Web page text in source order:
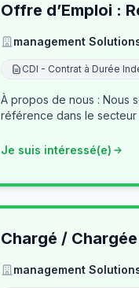
Offre d’Emploi :
management
CDI - Contrat à Durée
À propos de nous : Nous
référence dans le
Je suis intéressé(e)
Chargé /
management